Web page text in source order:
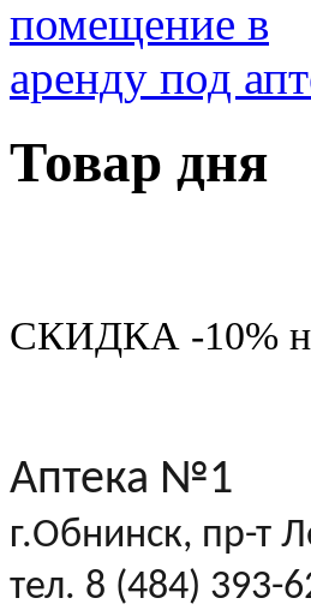
Товар дня
СКИДКА -10% на
Аптека №1
г.Обнинск, пр-т
тел. 8 (484) 393-